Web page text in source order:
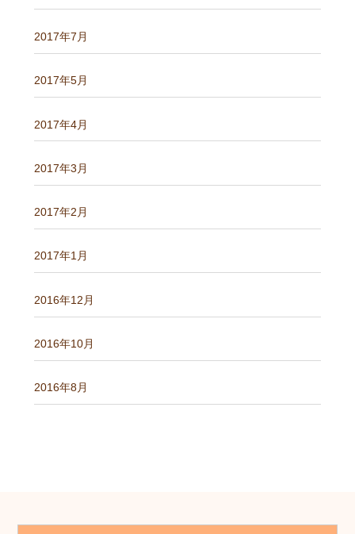
2017年7月
2017年5月
2017年4月
2017年3月
2017年2月
2017年1月
2016年12月
2016年10月
2016年8月